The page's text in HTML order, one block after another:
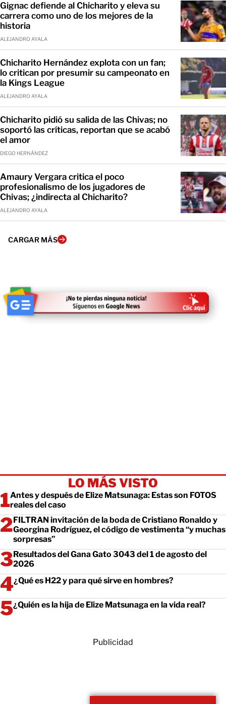
Gignac defiende al Chicharito y eleva su
carrera como uno de los mejores de la
historia
ALEJANDRO AYALA
Chicharito Hernández explota con un fan;
lo critican por presumir su campeonato en
la Kings League
ALEJANDRO AYALA
Chicharito pidió su salida de las Chivas; no
soportó las críticas, reportan que se acabó
el amor
DIEGO HERNÁNDEZ
Amaury Vergara critica el poco
profesionalismo de los jugadores de
Chivas; ¿indirecta al Chicharito?
ALEJANDRO AYALA
CARGAR MÁS
LO MÁS VISTO
Antes y después de Elize Matsunaga: Estas son FOTOS
reales del caso
FILTRAN invitación de la boda de Cristiano Ronaldo y
Georgina Rodríguez, el código de vestimenta “y muchas
sorpresas”
Resultados del Gana Gato 3043 del 1 de agosto del
2026
¿Qué es H22 y para qué sirve en hombres?
¿Quién es la hija de Elize Matsunaga en la vida real?
Publicidad